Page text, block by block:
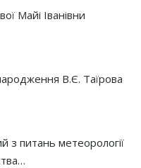
Майі Іванівни
В.Є. Таїрова
з питань метеорології